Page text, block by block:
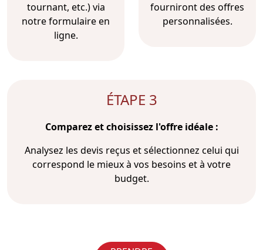
tournant, etc.) via
notre formulaire en
ligne.
fourniront des offres
personnalisées.
ÉTAPE 3
Comparez et choisissez l'offre idéale :
Analysez les devis reçus et sélectionnez celui qui
correspond le mieux à vos besoins et à votre
budget.